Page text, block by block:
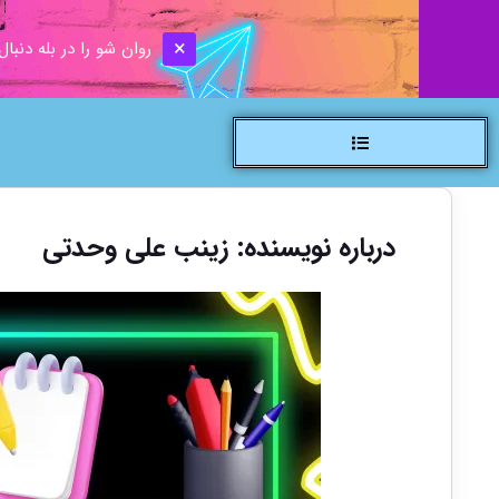
روان شو را در بله
درباره نویسنده: زینب علی وحدتی